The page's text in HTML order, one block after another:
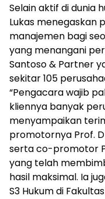
Selain aktif di dunia
Lukas menegaskan
manajemen bagi
yang menangani
Santoso & Partner
sekitar 105
“Pengacara wajib
kliennya banyak
menyampaikan
promotornya Prof. Dr.
serta co-promotor
yang telah
hasil maksimal. Ia
S3 Hukum di